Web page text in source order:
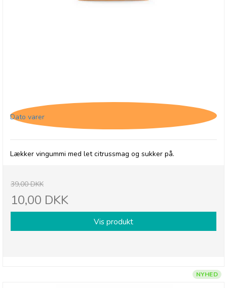
Dato varer
Lækker vingummi med let citrussmag og sukker på.
39,00 DKK
10,00 DKK
Vis produkt
NYHED